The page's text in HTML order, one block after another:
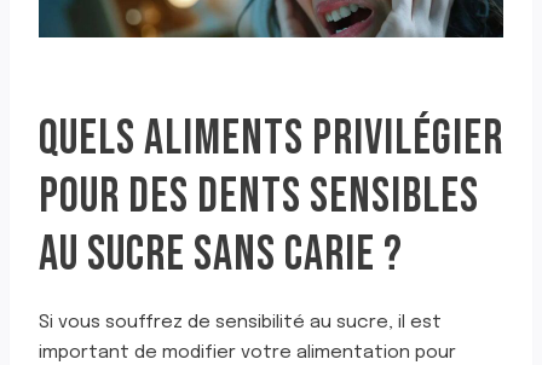
QUELS ALIMENTS PRIVILÉGIER
POUR DES DENTS SENSIBLES
AU SUCRE SANS CARIE ?
Si vous souffrez de sensibilité au sucre, il est
important de modifier votre alimentation pour